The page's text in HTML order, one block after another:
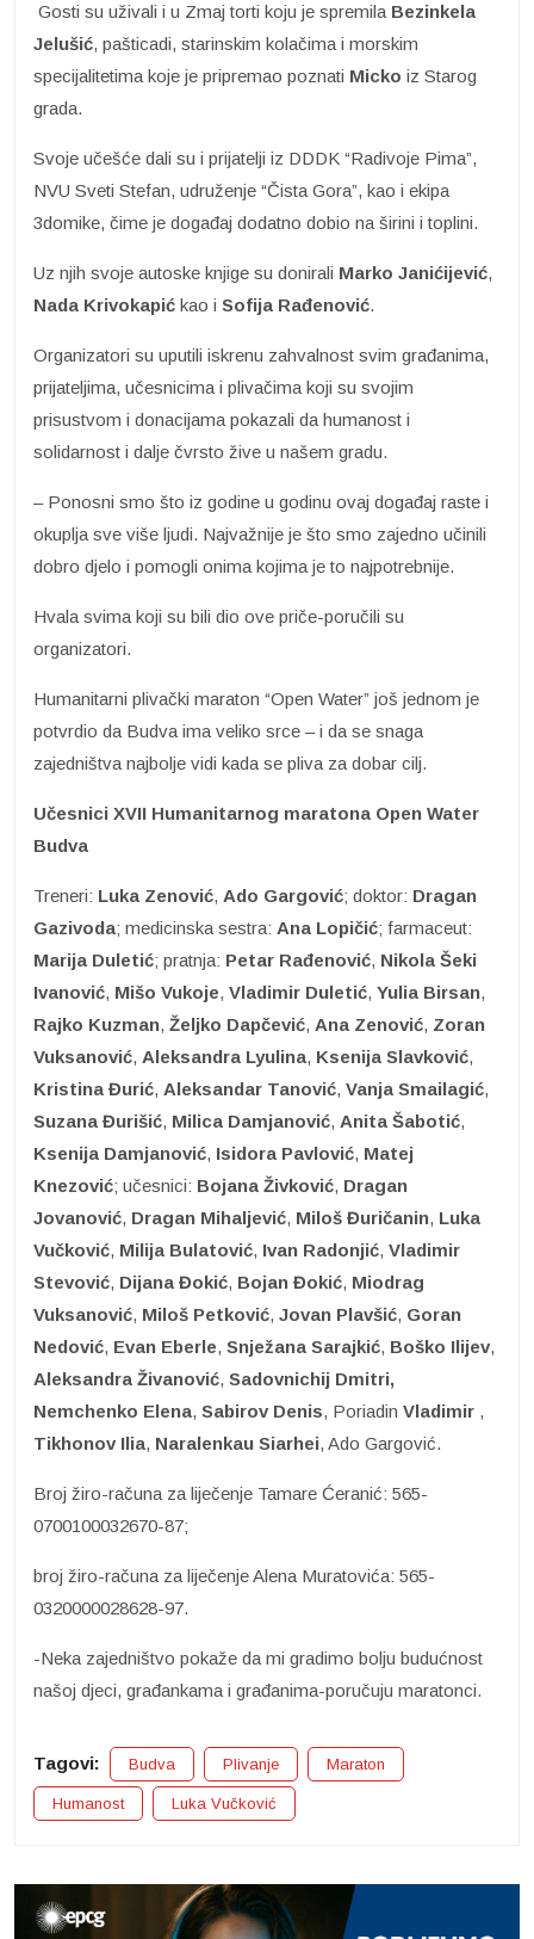
Gosti su uživali i u Zmaj torti koju je spremila Bezinkela
Jelušić, pašticadi, starinskim kolačima i morskim
specijalitetima koje je pripremao poznati Micko iz Starog
grada.
Svoje učešće dali su i prijatelji iz DDDK “Radivoje Pima”,
NVU Sveti Stefan, udruženje “Čista Gora”, kao i ekipa
3domike, čime je događaj dodatno dobio na širini i toplini.
Uz njih svoje autoske knjige su donirali Marko Janićijević,
Nada Krivokapić kao i Sofija Rađenović.
Organizatori su uputili iskrenu zahvalnost svim građanima,
prijateljima, učesnicima i plivačima koji su svojim
prisustvom i donacijama pokazali da humanost i
solidarnost i dalje čvrsto žive u našem gradu.
– Ponosni smo što iz godine u godinu ovaj događaj raste i
okuplja sve više ljudi. Najvažnije je što smo zajedno učinili
dobro djelo i pomogli onima kojima je to najpotrebnije.
Hvala svima koji su bili dio ove priče-poručili su
organizatori.
Humanitarni plivački maraton “Open Water” još jednom je
potvrdio da Budva ima veliko srce – i da se snaga
zajedništva najbolje vidi kada se pliva za dobar cilj.
Učesnici XVII Humanitarnog maratona Open Water
Budva
Treneri: Luka Zenović, Ado Gargović; doktor: Dragan
Gazivoda; medicinska sestra: Ana Lopičić; farmaceut:
Marija Duletić; pratnja: Petar Rađenović, Nikola Šeki
Ivanović, Mišo Vukoje, Vladimir Duletić, Yulia Birsan,
Rajko Kuzman, Željko Dapčević, Ana Zenović, Zoran
Vuksanović, Aleksandra Lyulina, Ksenija Slavković,
Kristina Đurić, Aleksandar Tanović, Vanja Smailagić,
Suzana Đurišić, Milica Damjanović, Anita Šabotić,
Ksenija Damjanović, Isidora Pavlović, Matej
Knezović; učesnici: Bojana Živković, Dragan
Jovanović, Dragan Mihaljević, Miloš Đuričanin, Luka
Vučković, Milija Bulatović, Ivan Radonjić, Vladimir
Stevović, Dijana Đokić, Bojan Đokić, Miodrag
Vuksanović, Miloš Petković, Jovan Plavšić, Goran
Nedović, Evan Eberle, Snježana Sarajkić, Boško Ilijev,
Aleksandra Živanović, Sadovnichij Dmitri,
Nemchenko Elena, Sabirov Denis, Poriadin Vladimir ,
Tikhonov Ilia, Naralenkau Siarhei, Ado Gargović.
Broj žiro-računa za liječenje Tamare Ćeranić: 565-
0700100032670-87;
broj žiro-računa za liječenje Alena Muratovića: 565-
0320000028628-97.
-Neka zajedništvo pokaže da mi gradimo bolju budućnost
našoj djeci, građankama i građanima-poručuju maratonci.
Tagovi: Budva Plivanje Maraton
Humanost Luka Vučković